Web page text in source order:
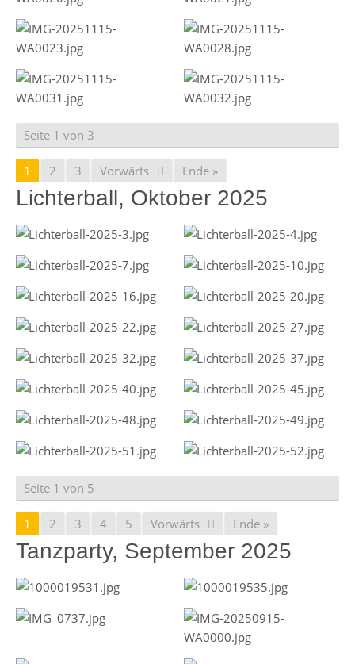
Seite 1 von 3
1 2 3 Vorwärts Ende »
Lichterball, Oktober 2025
Seite 1 von 5
1 2 3 4 5 Vorwärts Ende »
Tanzparty, September 2025